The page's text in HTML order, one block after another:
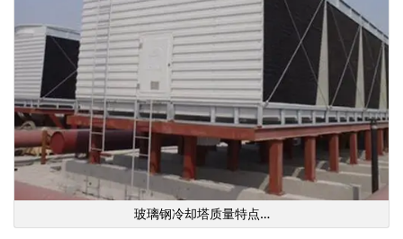
玻璃钢冷却塔质量特点…